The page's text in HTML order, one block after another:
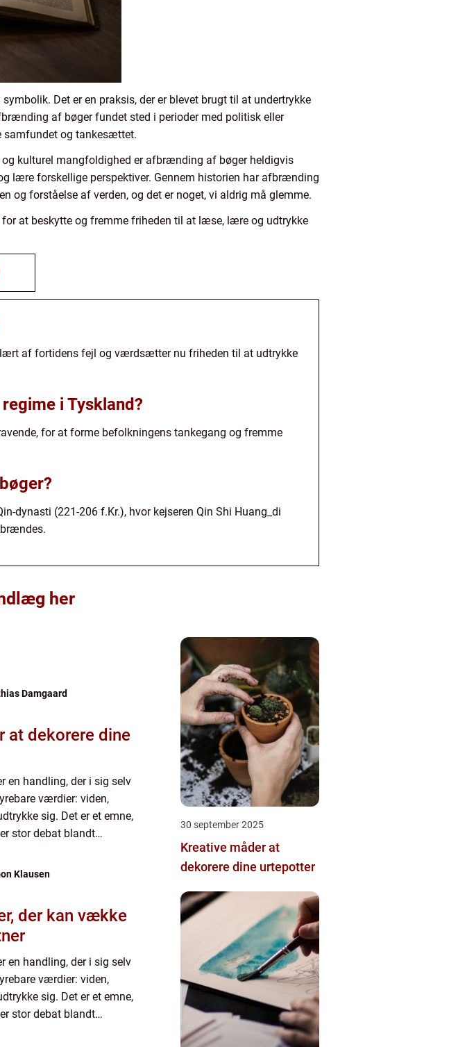
Det er en praksis, der er blevet brugt til at undertrykke
af bøger fundet sted i perioder med politisk eller
samfundet og tankesættet.
kulturel mangfoldighed er afbrænding af bøger heldigvis
lære forskellige perspektiver. Gennem historien har afbrænding
og forståelse af verden, og det er noget, vi aldrig må glemme.
at beskytte og fremme friheden til at læse, lære og udtrykke
af fortidens fejl og værdsætter nu friheden til at udtrykke
i Tyskland?
for at forme befolkningens tankegang og fremme
dynasti (221-206 f.Kr.), hvor kejseren Qin Shi Huang_di
her
Damgaard
at dekorere dine
en handling, der i sig selv
værdier: viden,
sig. Det er et emne,
stor debat blandt
Klausen
der kan vække
en handling, der i sig selv
værdier: viden,
sig. Det er et emne,
stor debat blandt
30 september 2025
Kreative måder at
dekorere dine urtepotter